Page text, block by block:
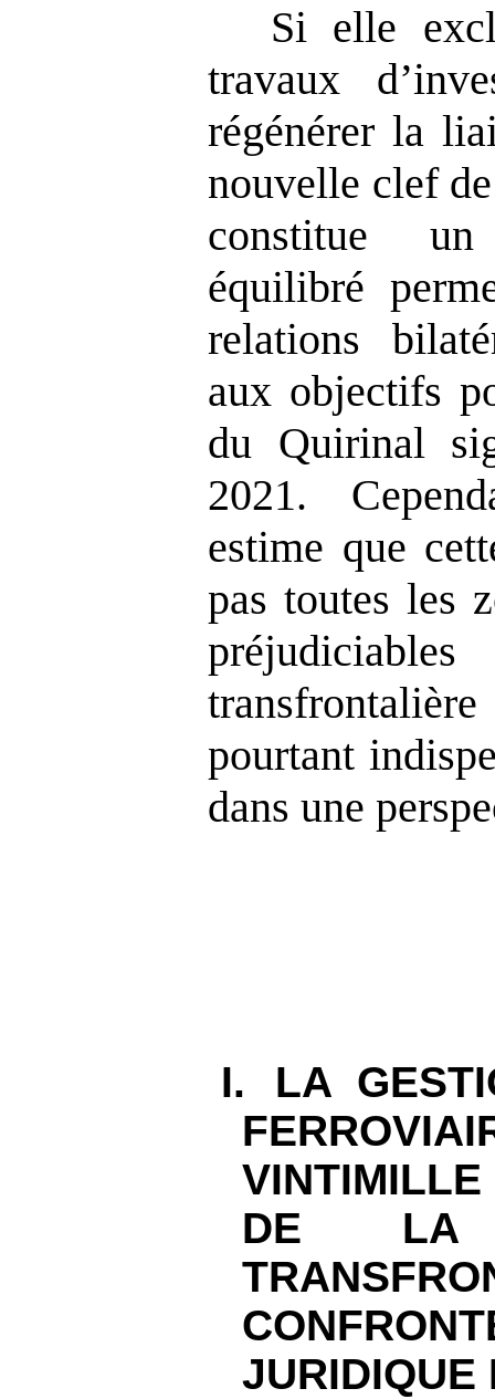
Si elle
travaux
régénérer la
nouvelle clef
constitue
équilibré
relations
aux objectifs
du Quirinal
2021.
estime que
pas toutes les
pourtant
dans une
I.
LA
DE LA
JURIDIQUE